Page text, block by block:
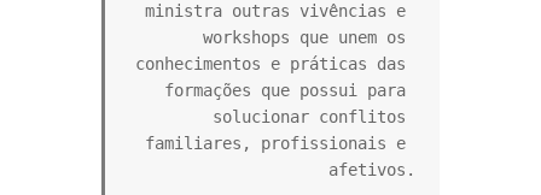
ministra outras vivências e
workshops que unem os
conhecimentos e práticas das
formações que possui para
solucionar conflitos
familiares, profissionais e
afetivos.